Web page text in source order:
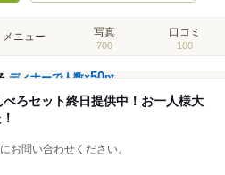
メニュー 写真
700
口コミ
100
ディナーで人数×50pt
ろセット終日提供中！お一人様大
お問い合わせください。